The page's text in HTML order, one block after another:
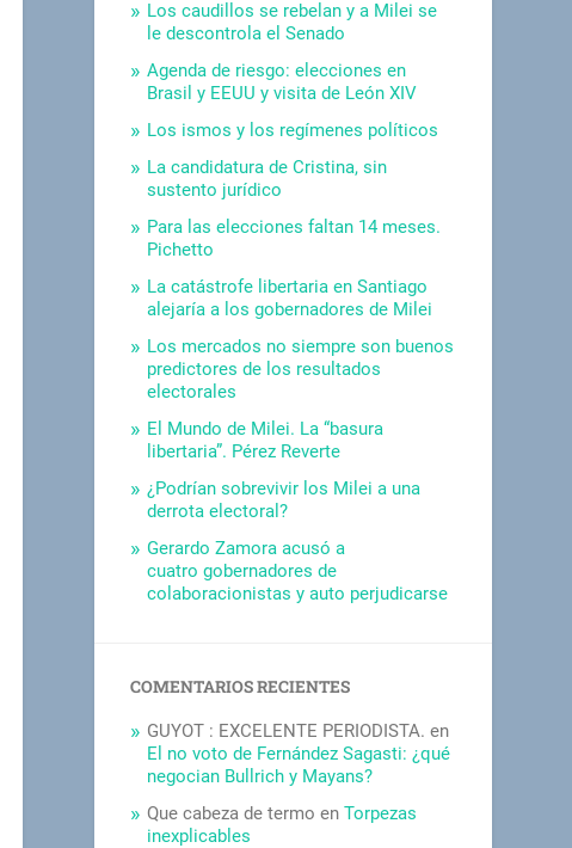
Los caudillos se rebelan y a Milei se
le descontrola el Senado
Agenda de riesgo: elecciones en
Brasil y EEUU y visita de León XIV
Los ismos y los regímenes políticos
La candidatura de Cristina, sin
sustento jurídico
Para las elecciones faltan 14 meses.
Pichetto
La catástrofe libertaria en Santiago
alejaría a los gobernadores de Milei
Los mercados no siempre son buenos
predictores de los resultados
electorales
El Mundo de Milei. La “basura
libertaria”. Pérez Reverte
¿Podrían sobrevivir los Milei a una
derrota electoral?
Gerardo Zamora acusó a
cuatro gobernadores de
colaboracionistas y auto perjudicarse
COMENTARIOS RECIENTES
GUYOT : EXCELENTE PERIODISTA. en
El no voto de Fernández Sagasti: ¿qué
negocian Bullrich y Mayans?
Que cabeza de termo enTorpezas
inexplicables